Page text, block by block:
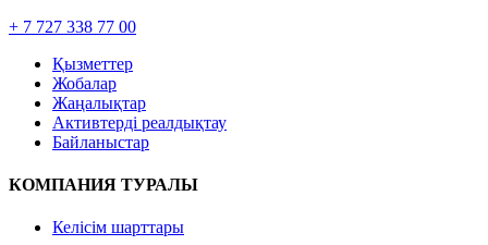
+ 7 727 338 77 00
Қызметтер
Жобалар
Жаңалықтар
Активтерді реалдықтау
Байланыстар
КОМПАНИЯ ТУРАЛЫ
Келісім шарттары